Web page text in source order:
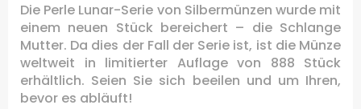
Die Perle Lunar-Serie von Silbermünzen wurde mit
einem neuen Stück bereichert – die Schlange
Mutter. Da dies der Fall der Serie ist, ist die Münze
weltweit in limitierter Auflage von 888 Stück
erhältlich. Seien Sie sich beeilen und um Ihren,
bevor es abläuft!